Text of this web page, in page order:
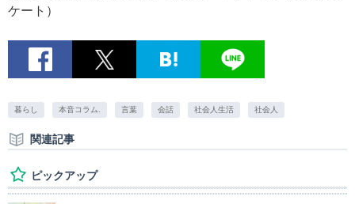
ケート）
暮らし 本音コラム. 言葉 会話 社会人生活 社会人
関連記事
ピックアップ